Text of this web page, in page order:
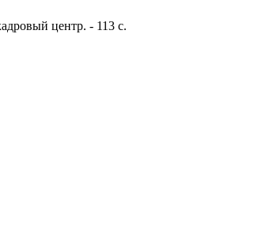
центр. - 113 с.